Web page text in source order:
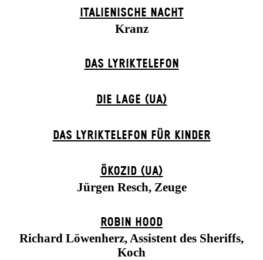
ITALIENISCHE NACHT
Kranz
DAS LYRIKTELEFON
DIE LAGE (UA)
DAS LYRIKTELEFON FÜR KINDER
ÖKOZID (UA)
Jürgen Resch, Zeuge
ROBIN HOOD
Richard Löwenherz, Assistent des Sheriffs,
Koch